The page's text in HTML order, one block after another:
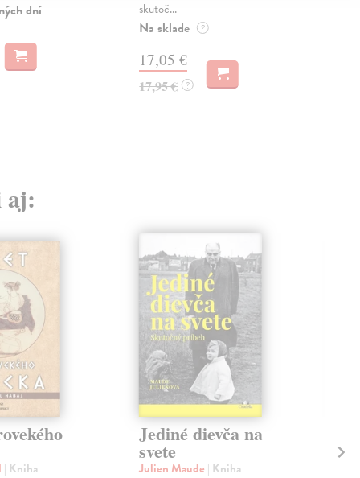
dní
skutoč...
Na sklade ?
17,05 €
17,95 € ?
aj:
| Kniha
Jediné dievča na
svete
Julien Maude | Kniha